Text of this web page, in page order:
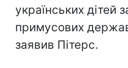
українських дітей
примусових
заявив Пітерс.